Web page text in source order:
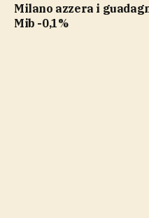
Milano azzera i guadagni e vira in negativo, Ftse
Mib -0,1%